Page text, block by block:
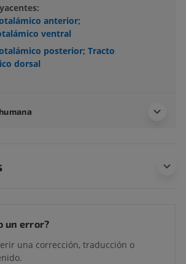
anterior;
ventral
posterior; Tracto
dorsal
un error?
una corrección, traducción o